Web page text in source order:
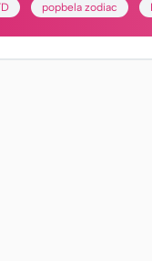
popbela zodiac